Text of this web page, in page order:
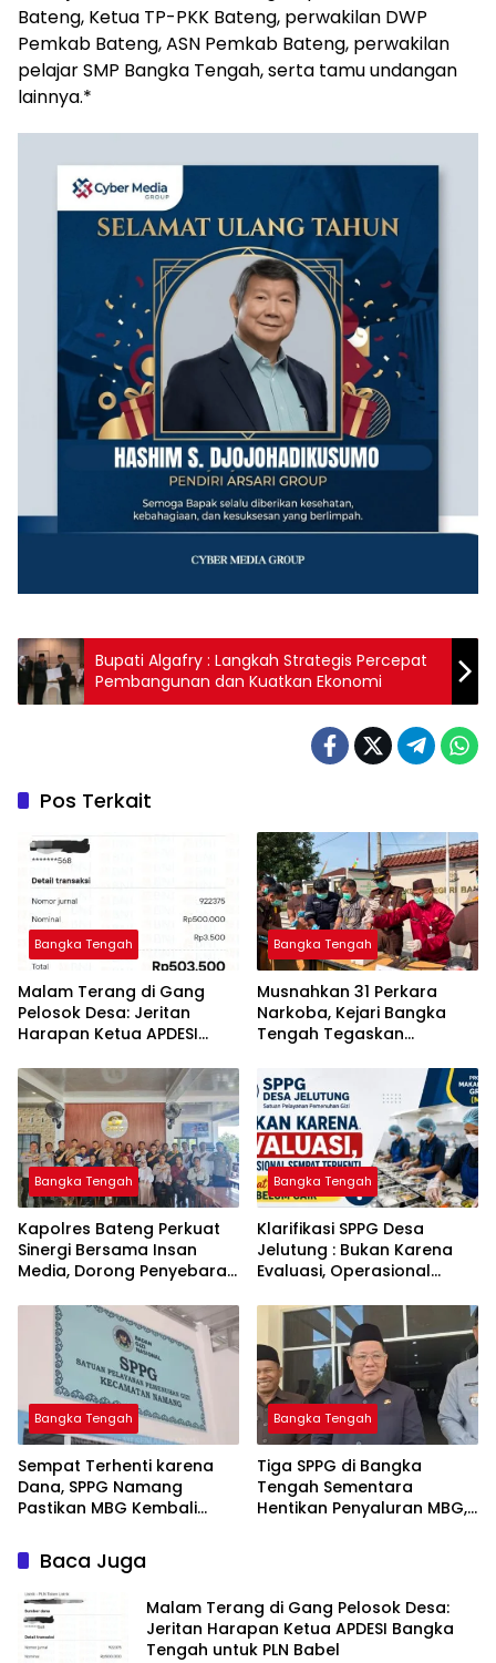
Bateng, Ketua TP-PKK Bateng, perwakilan DWP
Pemkab Bateng, ASN Pemkab Bateng, perwakilan
pelajar SMP Bangka Tengah, serta tamu undangan
lainnya.*
‎Bupati Algafry : Langkah Strategis Percepat
Pos Terkait
Bangka Tengah
Malam Terang di Gang
Pelosok Desa: Jeritan
Harapan Ketua APDESI
Babel
Bangka Tengah
Musnahkan 31 Perkara
Narkoba, Kejari Bangka
Tengah Tegaskan
Kejahatan Hingga Tuntas
Bangka Tengah
‎Kapolres Bateng Perkuat
Sinergi Bersama Insan
Media, Dorong Penyebaran
Layanan Polri 110
Bangka Tengah
‎Klarifikasi SPPG Desa
Jelutung : Bukan Karena
Evaluasi, Operasional
Dana Banper Belum Cair
Bangka Tengah
‎Sempat Terhenti karena
Dana, SPPG Namang
Pastikan MBG Kembali
Bangka Tengah
‎Tiga SPPG di Bangka
Tengah Sementara
Hentikan Penyaluran MBG,
Baca Juga
Malam Terang di Gang Pelosok Desa:
Jeritan Harapan Ketua APDESI Bangka
Tengah untuk PLN Babel